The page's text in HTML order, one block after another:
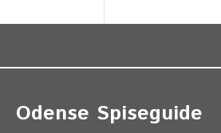
Odense Spiseguide